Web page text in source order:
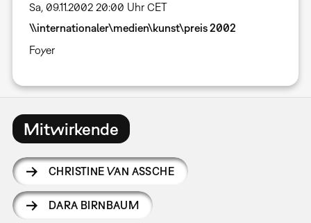
Sa, 09.11.2002 20:00 Uhr CET
\\internationaler\medien\kunst\preis 2002
Foyer
Mitwirkende
CHRISTINE VAN ASSCHE
DARA BIRNBAUM